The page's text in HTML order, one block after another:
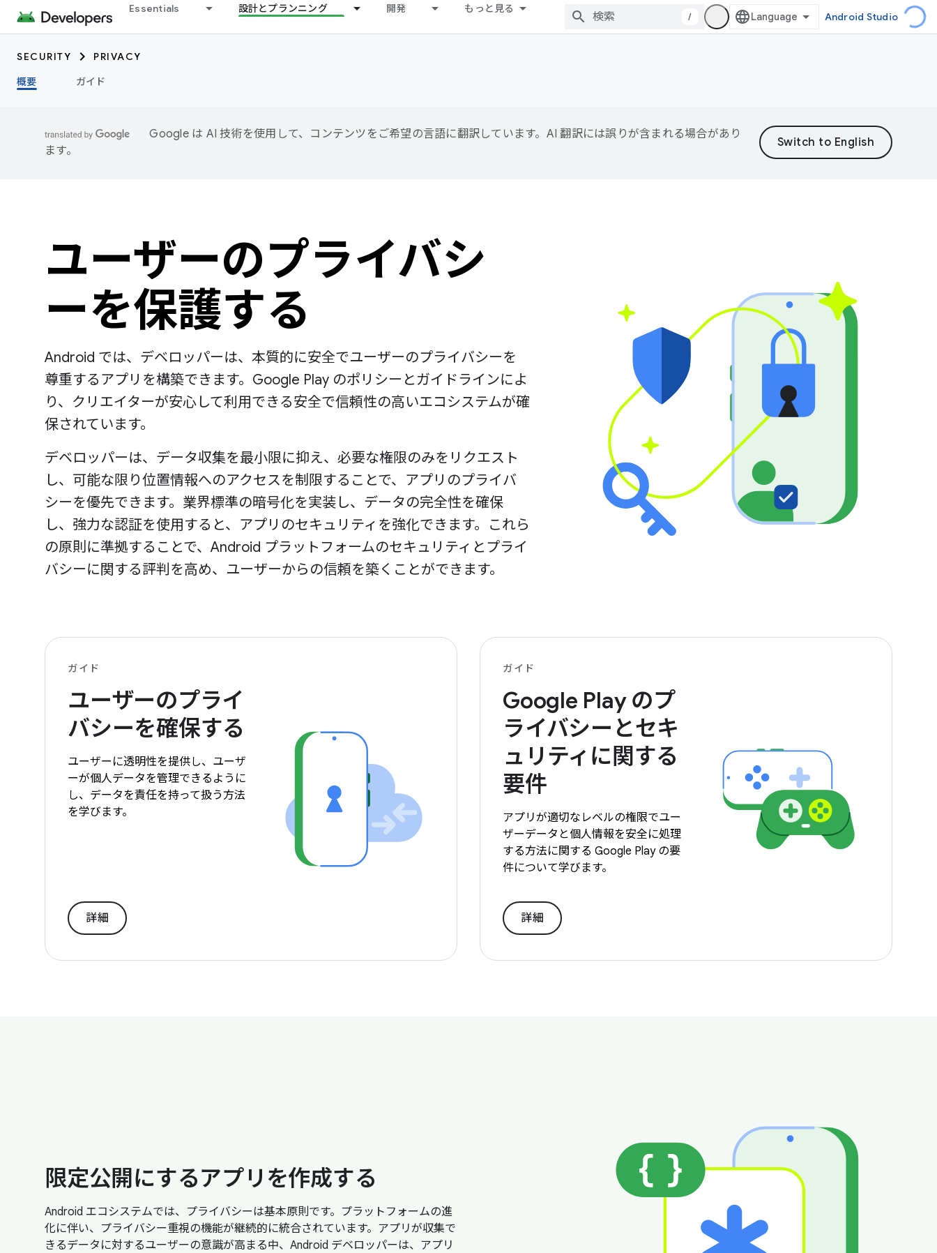
Essentials 設計とプランニング 開発 もっと見る
/ Android Studio
SECURITY
PRIVACY
概要
ガイド
Google は AI 技術を使用して、コンテンツをご希望の言語に翻訳しています。AI 翻訳には誤りが含まれる場合があり
ます。
ユーザーのプライバシ
ーを保護する
Android では、デベロッパーは、本質的に安全でユーザーのプライバシーを
尊重するアプリを構築できます。Google Play のポリシーとガイドラインによ
り、クリエイターが安心して利用できる安全で信頼性の高いエコシステムが確
保されています。
デベロッパーは、データ収集を最小限に抑え、必要な権限のみをリクエスト
し、可能な限り位置情報へのアクセスを制限することで、アプリのプライバ
シーを優先できます。業界標準の暗号化を実装し、データの完全性を確保
し、強力な認証を使用すると、アプリのセキュリティを強化できます。これら
の原則に準拠することで、Android プラットフォームのセキュリティとプライ
バシーに関する評判を高め、ユーザーからの信頼を築くことができます。
ガイド
ユーザーのプライ
バシーを確保する
ユーザーに透明性を提供し、ユーザ
ーが個人データを管理できるように
し、データを責任を持って扱う方法
を学びます。
詳細
ガイド
Google Play のプ
ライバシーとセキ
ュリティに関する
要件
アプリが適切なレベルの権限でユー
ザーデータと個人情報を安全に処理
する方法に関する Google Play の要
件について学びます。
詳細
限定公開にするアプリを作成する
Android エコシステムでは、プライバシーは基本原則です。プラットフォームの進
化に伴い、プライバシー重視の機能が継続的に統合されています。アプリが収集で
きるデータに対するユーザーの意識が高まる中、Android デベロッパーは、アプリ